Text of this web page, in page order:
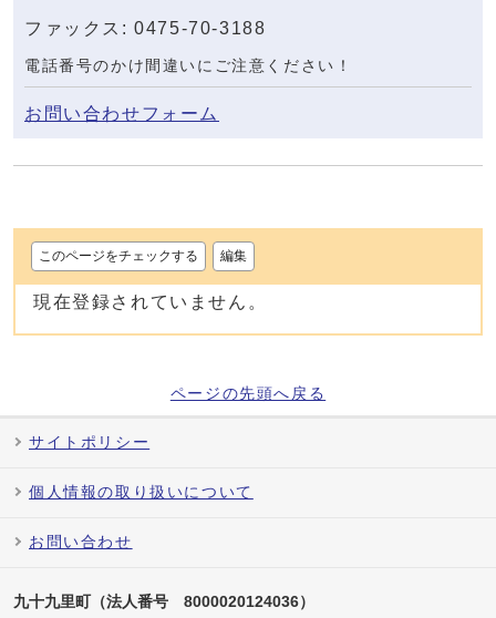
ファックス: 0475-70-3188
電話番号のかけ間違いにご注意ください！
お問い合わせフォーム
このページをチェックする 編集
現在登録されていません。
ページの先頭へ戻る
サイトポリシー
個人情報の取り扱いについて
お問い合わせ
九十九里町（法人番号 8000020124036）